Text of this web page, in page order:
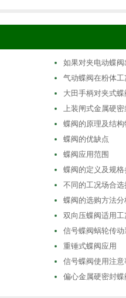
如果对夹电动蝶
气动蝶阀在粉体
大田手柄对夹式
上装闸式金属硬
蝶阀的原理及结构
蝶阀的优缺点
蝶阀应用范围
蝶阀的定义及规格
不同的工况场合
蝶阀的选购方法分
双向压蝶阀适用工
信号蝶阀蜗轮传
重锤式蝶阀应用
信号蝶阀使用注意
偏心金属硬密封